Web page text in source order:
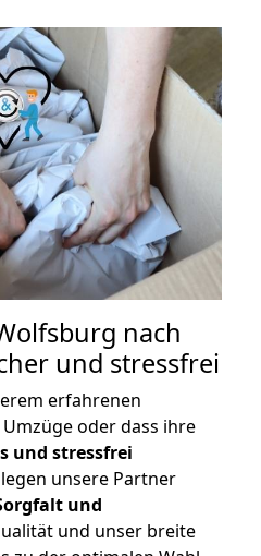
nach
und stressfrei
erfahrenen
oder dass ihre
und stressfrei
unsere Partner
und
und unser breite